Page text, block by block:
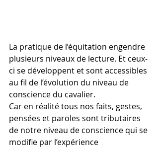
La pratique de l’équitation engendre
plusieurs niveaux de lecture. Et ceux-
ci se développent et sont accessibles
au fil de l’évolution du niveau de
conscience du cavalier.
Car en réalité tous nos faits, gestes,
pensées et paroles sont tributaires
de notre niveau de conscience qui se
modifie par l’expérience